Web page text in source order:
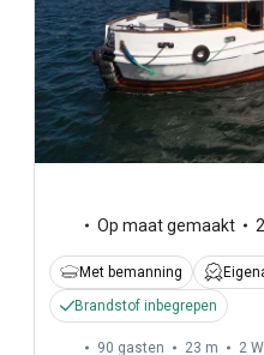
Op maat gemaakt
Met bemanning
Brandstof inbegrepen
90 gasten 23 m 2